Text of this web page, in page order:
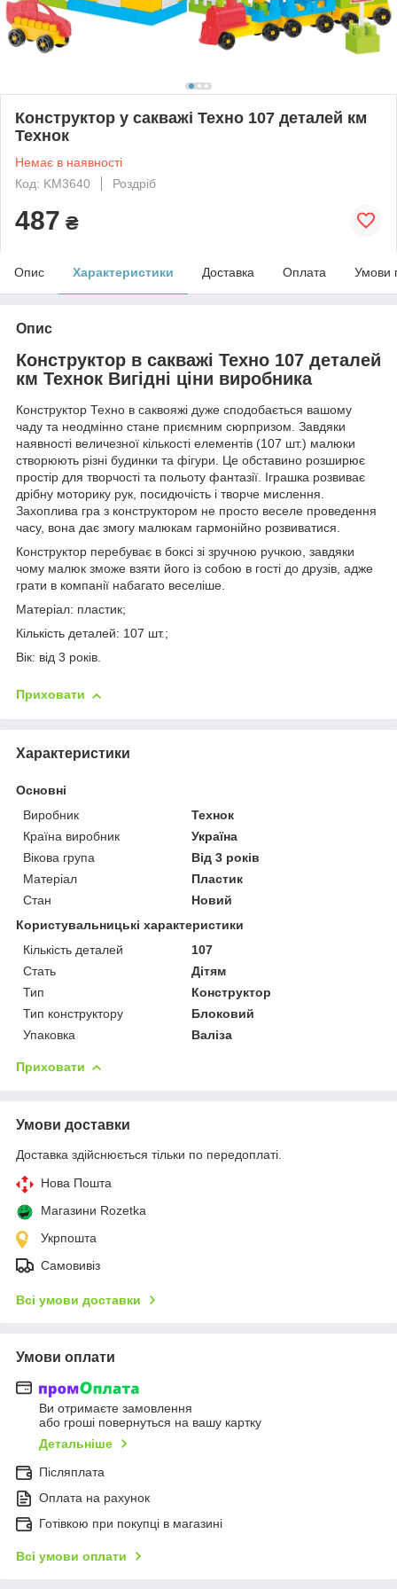
Конструктор у сакважі Техно 107 деталей км
Технок
Немає в наявності
Код: KM3640
Роздріб
487 ₴
Опис Характеристики Доставка Оплата Умови
Опис
Конструктор в сакважі Техно 107 деталей
км Технок Вигідні ціни виробника
Конструктор Техно в саквояжі дуже сподобається вашому
чаду та неодмінно стане приємним сюрпризом. Завдяки
наявності величезної кількості елементів (107 шт.) малюки
створюють різні будинки та фігури. Це обставино розширює
простір для творчості та польоту фантазії. Іграшка розвиває
дрібну моторику рук, посидючість і творче мислення.
Захоплива гра з конструктором не просто веселе проведення
часу, вона дає змогу малюкам гармонійно розвиватися.
Конструктор перебуває в боксі зі зручною ручкою, завдяки
чому малюк зможе взяти його із собою в гості до друзів, адже
грати в компанії набагато веселіше.
Матеріал: пластик;
Кількість деталей: 107 шт.;
Вік: від 3 років.
Приховати
Характеристики
Основні
Виробник
Технок
Країна виробник
Україна
Вікова група
Від 3 років
Матеріал
Пластик
Стан
Новий
Користувальницькі характеристики
Кількість деталей
107
Стать
Дітям
Тип
Конструктор
Тип конструктору
Блоковий
Упаковка
Валіза
Приховати
Умови доставки
Доставка здійснюється тільки по передоплаті.
Нова Пошта
Магазини Rozetka
Укрпошта
Самовивіз
Всі умови доставки
Умови оплати
Ви отримаєте замовлення
або гроші повернуться на вашу картку
Детальніше
Післяплата
Оплата на рахунок
Готівкою при покупці в магазині
Всі умови оплати